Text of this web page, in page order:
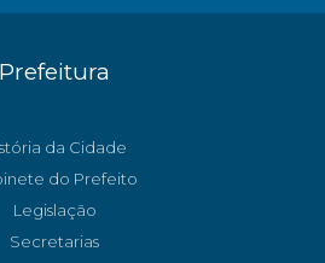
Prefeitura
da Cidade
do Prefeito
Legislação
Secretarias